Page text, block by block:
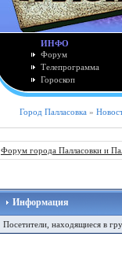
ИНФО
Форум
Телепрограмма
Гороскоп
Город Палласовка »
Форум города Палласовки и
Информация
Посетители, находящиеся в